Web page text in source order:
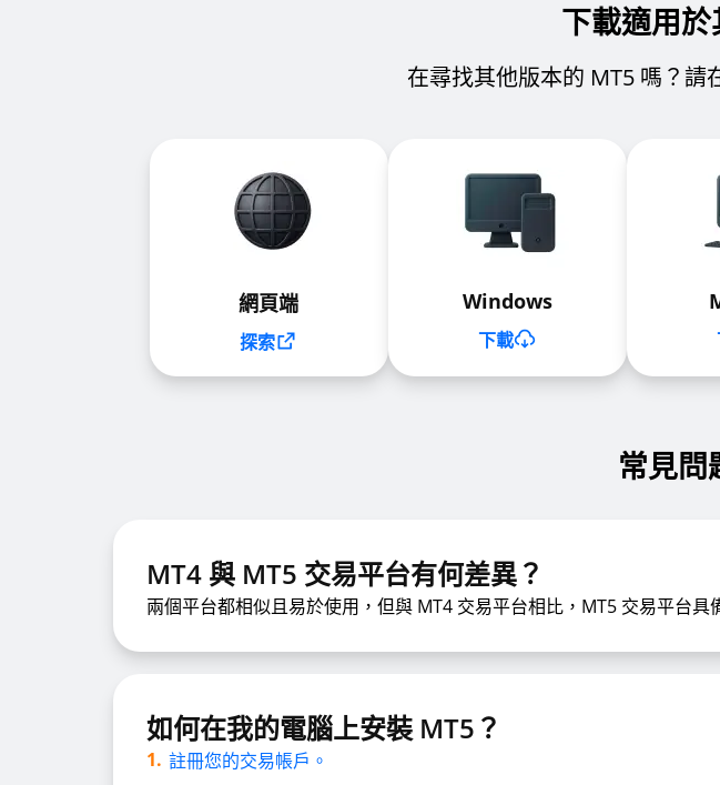
下載適用
在尋找其他版本的 MT5 嗎？請
網頁端
探索
Windows
下載
常見問
MT4 與 MT5 交易平台有何差異？
兩個平台都相似且易於使用，但與 MT4 交易平台相比，MT5 交易平台具
如何在我的電腦上安裝 MT5？
註冊您的交易帳戶。